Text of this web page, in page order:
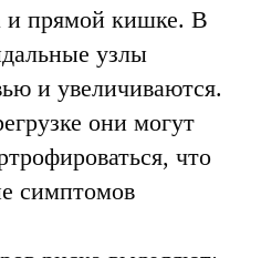
и прямой кишке. В
узлы
и увеличиваются.
они могут
что
симптомов